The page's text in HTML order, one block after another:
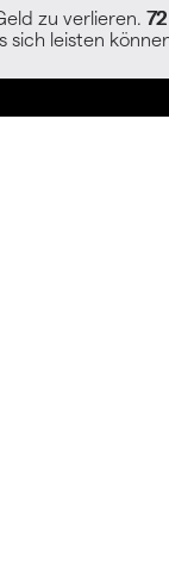
zu verlieren.
leisten